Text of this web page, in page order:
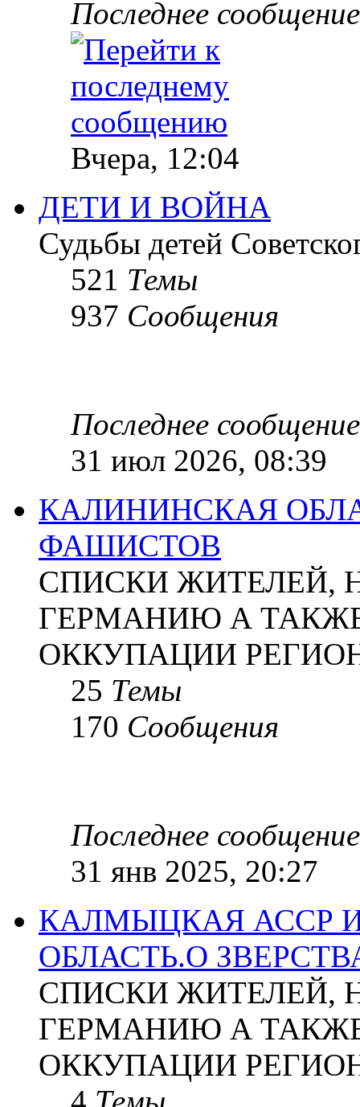
Последнее сообщение
Вчера, 12:04
ДЕТИ И ВОЙНА
Судьбы детей
521 Темы
937 Сообщения
Последнее сообщение
31 июл 2026, 08:39
КАЛИНИНСКАЯ
ФАШИСТОВ
СПИСКИ ЖИТЕЛЕЙ,
ГЕРМАНИЮ А
ОККУПАЦИИ
25 Темы
170 Сообщения
Последнее сообщение
31 янв 2025, 20:27
КАЛМЫЦКАЯ АССР
ОБЛАСТЬ.О
СПИСКИ ЖИТЕЛЕЙ,
ГЕРМАНИЮ А
ОККУПАЦИИ